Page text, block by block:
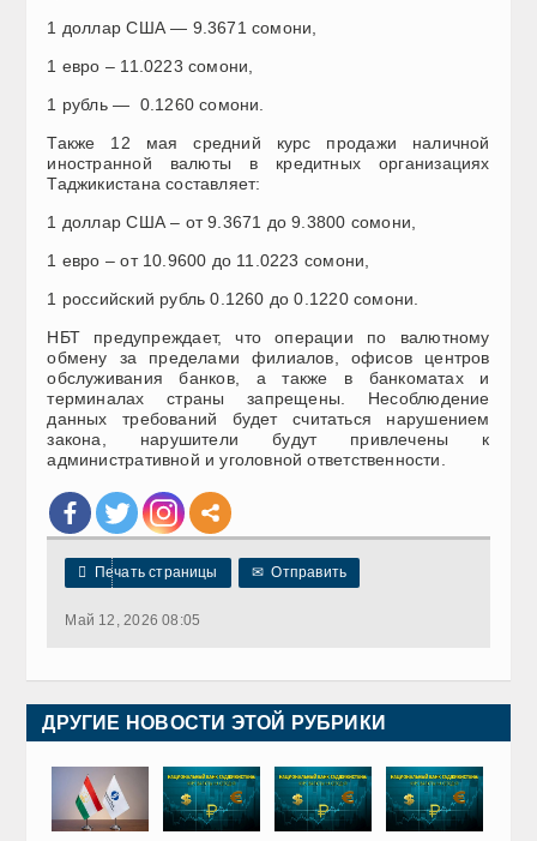
1 доллар США — 9.3671 сомони,
1 евро – 11.0223 сомони,
1 рубль — 0.1260 сомони.
Также 12 мая средний курс продажи наличной
иностранной валюты в кредитных организациях
Таджикистана составляет:
1 доллар США – от 9.3671 до 9.3800 сомони,
1 евро – от 10.9600 до 11.0223 сомони,
1 российский рубль 0.1260 до 0.1220 сомони.
НБТ предупреждает, что операции по валютному
обмену за пределами филиалов, офисов центров
обслуживания банков, а также в банкоматах и
терминалах страны запрещены. Несоблюдение
данных требований будет считаться нарушением
закона, нарушители будут привлечены к
административной и уголовной ответственности.
 Печать страницы ✉ Отправить
Май 12, 2026 08:05
ДРУГИЕ НОВОСТИ ЭТОЙ РУБРИКИ